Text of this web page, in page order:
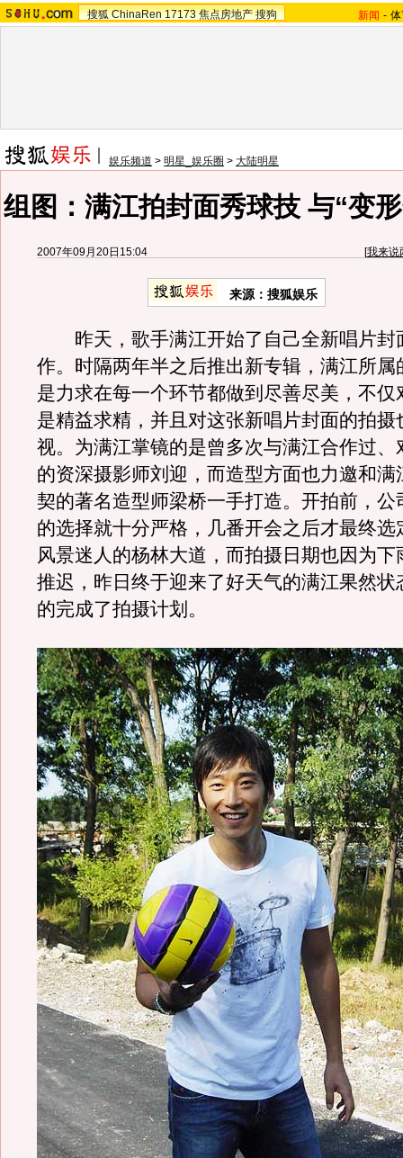
搜狐 ChinaRen 17173 焦点房地产 搜狗 新闻 -
娱乐频道 > 明星_娱乐圈 > 大陆明星
组图：满江拍封面秀球技 与“变
2007年09月20日15:04 [我来说
来源：搜狐娱乐
昨天，歌手满江开始了自己全新唱片封
作。时隔两年半之后推出新专辑，满江所属
是力求在每一个环节都做到尽善尽美，不仅
是精益求精，并且对这张新唱片封面的拍摄
视。为满江掌镜的是曾多次与满江合作过、
的资深摄影师刘迎，而造型方面也力邀和满
契的著名造型师梁桥一手打造。开拍前，公
的选择就十分严格，几番开会之后才最终选
风景迷人的杨林大道，而拍摄日期也因为下
推迟，昨日终于迎来了好天气的满江果然状
的完成了拍摄计划。